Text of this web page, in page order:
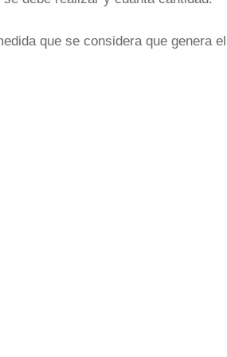
que se considera que genera el